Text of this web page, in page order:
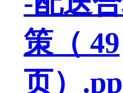
策（ 49
页）